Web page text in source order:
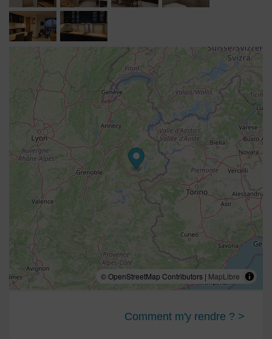
© OpenStreetMap Contributors | MapLibre
Comment m'y rendre ? >